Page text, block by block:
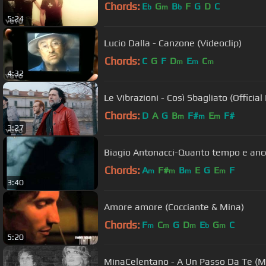
5:24
Chords: Eb Gm Bb F G D C
4:32
Lucio Dalla - Canzone (Videoclip)
Chords: C G F Dm Em Cm
3:27
Le Vibrazioni - Così Sbagliato
Chords: D A G Bm F#m Em F#
3:40
Biagio Antonacci-Quanto tempo e
Chords: Am F#m Bm E G Em F
5:20
Amore amore (Cocciante & Mina)
Chords: Fm Cm G Dm Eb Gm C
MinaCelentano - A Un Passo Da Te